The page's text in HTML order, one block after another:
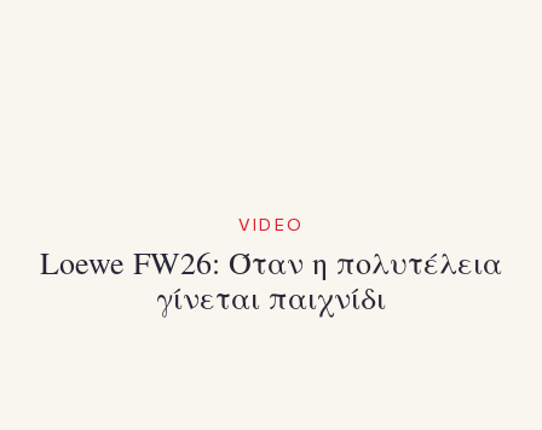
VIDEO
Loewe FW26: Όταν η πολυτέλεια
γίνεται παιχνίδι